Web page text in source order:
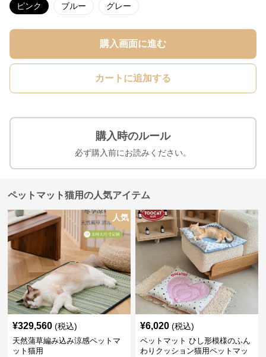
ピンク ブルー グレー
購入画面に進む
カートに追加する
購入時のルール
必ず購入前にお読みください。
ペットマット猫用の人気アイテム
人気
¥329,560 (税込)
天然蒲草編み込み涼感ペットマ
ット猫用
¥6,020 (税込)
ペットマット ひし形模様のふん
わりクッション猫用ペットマッ